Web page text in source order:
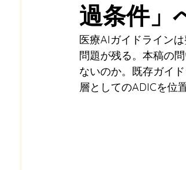
過条件」
医療AIガイドライン
問題が残る。本稿の
ないのか。既存ガイ
層としてのADICを位